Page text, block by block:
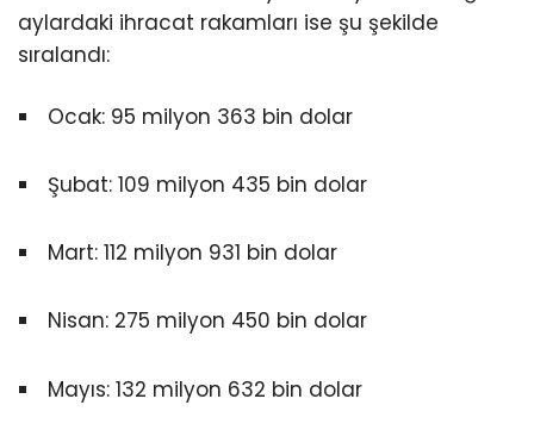
aylardaki ihracat rakamları ise şu şekilde
sıralandı:
Ocak: 95 milyon 363 bin dolar
Şubat: 109 milyon 435 bin dolar
Mart: 112 milyon 931 bin dolar
Nisan: 275 milyon 450 bin dolar
Mayıs: 132 milyon 632 bin dolar